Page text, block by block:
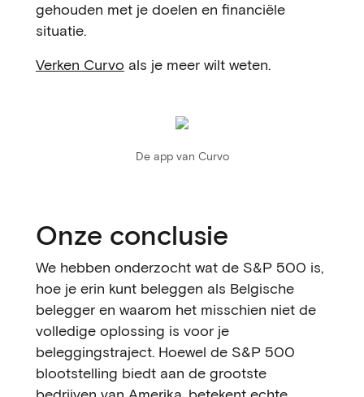
gehouden met je doelen en financiële
situatie.
Verken Curvo als je meer wilt weten.
De app van Curvo
Onze conclusie
We hebben onderzocht wat de S&P 500 is,
hoe je erin kunt beleggen als Belgische
belegger en waarom het misschien niet de
volledige oplossing is voor je
beleggingstraject. Hoewel de S&P 500
blootstelling biedt aan de grootste